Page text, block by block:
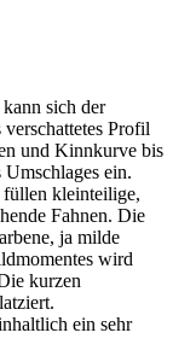
sich der
Profil
und Kinnkurve bis
ein.
kleinteilige,
Fahnen. Die
ja milde
wird
kurzen
ein sehr